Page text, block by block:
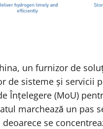
un furnizor de
de sisteme și servicii
Înțelegere (MoU)
marchează un pas
se